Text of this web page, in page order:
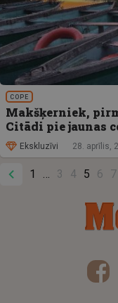
COPE
Makšķerniek,
Citādi pie jaunas
Ekskluzīvi 28. aprīlis,
1 3 4 5 6 7